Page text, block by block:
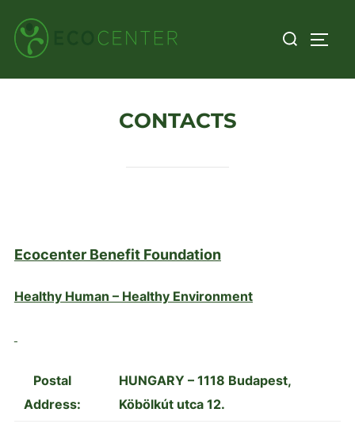
content
Search
CONTACTS
Ecocenter Benefit Foundation
Healthy Human – Healthy Environment
Postal
Address:
HUNGARY – 1118 Budapest,
Köbölkút utca 12.